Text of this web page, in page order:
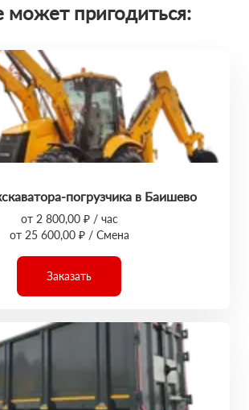
может пригодиться:
погрузчика в Баишево
от 2 800,00 ₽ / час
от 25 600,00 ₽ / Смена
Заказать